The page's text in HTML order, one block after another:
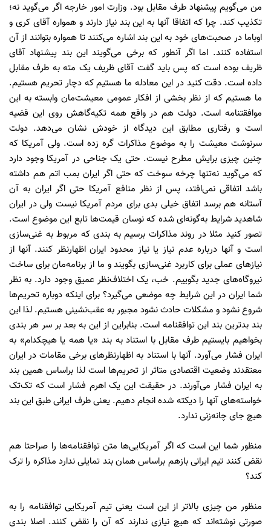
من می‌گویم پیشنهاد طرف مقابل بود. وزارت امور خارجه اگر می‌گوید نه؛
تکذیب کند. چرا که اتفاقا آنها به این بند نیاز دارند و همواره آقای کری و
اوباما در صحبت‌های خود به این بند اشاره می‌کنند تا همواره بتوانند از آن
استفاده کنند. اما اگر آنطور که برخی می‌گویند این بند پیشنهاد آقای
ظریف بوده است که پس باید گفت آقای ظریف یک مته به طرف مقابل
داده است. دقت کنید در این معادله ما هستیم که دچار تحریم هستیم.
ما هستیم که از نظر بخشی از افکار عمومی معیشت‌مان وابسته به این
موافقتنامه است. دولت هم در واقع همه تکیه‌گاهش روی این قضیه
است و رفتاری مطابق این دیدگاه از خودش نشان می‌دهد. دولت
سرنوشت معیشت را به موضوع مذاکرات گره زده است. ولی آمریکا که
چنین چیزی برایش مطرح نیست. حتی یک جناحی در آمریکا وجود دارد
که می‌گوید نه‌تنها چرخه سوخت که حتی اگر ایران بمب اتم هم داشته
باشد اتفاقی نمی‌افتد، پس از نظر منافع آمریکا حتی اگر ایران به آن
آستانه هم برسد اتفاق خیلی بدی برای مردم آمریکا نیست ولی در ایران
شاهدید شرایط به‌گونه‌ای شده که نوسان قیمت‌ها تابع این موضوع است.
تصور کنید مثلا در روند مذاکرات برسیم به بندی که مربوط به غنی‌سازی
است و آنها درباره عدم نیاز یا نیاز محدود ایران اظهارنظر کنند. آنها از
نیازهای عملی برای کاربرد غنی‌سازی بگویند و ما از برنامه‌مان برای ساخت
نیروگاه‌های جدید بگوییم. خب، یک اختلاف‌نظر عمیق وجود دارد. به نظر
شما ایران در این شرایط چه موضعی می‌گیرد؟ برای اینکه دوباره تحریم‌ها
شروع نشود و مشکلات حادث نشود مجبور به عقب‌نشینی هستیم. لذا این
بند بدترین بند این توافقنامه است. بنابراین از این به بعد بر سر هر بندی
بخواهیم بایستیم طرف مقابل با استناد به بند «یا همه یا هیچکدام» به
ایران فشار می‌آورد. آنها با استناد به اظهارنظرهای برخی مقامات در ایران
معتقدند وضعیت اقتصادی متاثر از تحریم‌ها است لذا براساس همین بند
به ایران فشار می‌آورند. در حقیقت این یک اهرم فشار است که تک‌تک
خواسته‌های آنها را دیکته شده انجام دهیم. یعنی طرف ایرانی طبق این بند
هیچ جای چانه‌زنی ندارد.
منظور شما این است که اگر آمریکایی‌ها متن توافقنامه‌ها را صراحتا هم
نقض کنند تیم ایرانی بازهم براساس همان بند تمایلی ندارد مذاکره را ترک
کند؟
منظور من چیزی بالاتر از این است یعنی تیم آمریکایی توافقنامه را به
صورتی نوشته‌اند که هیچ نیازی ندارند که آن را نقض کنند. اصلا بندی